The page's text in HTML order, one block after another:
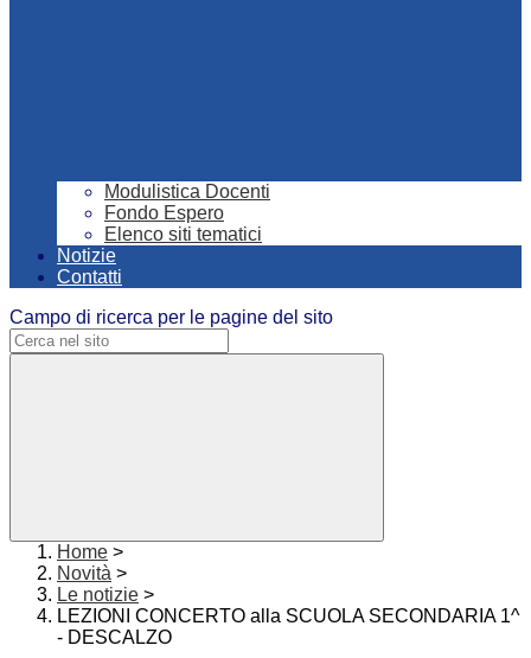
Modulistica Docenti
Fondo Espero
Elenco siti tematici
Notizie
Contatti
Campo di ricerca per le pagine del sito
Home >
Novità >
Le notizie >
LEZIONI CONCERTO alla SCUOLA SECONDARIA 1^
- DESCALZO